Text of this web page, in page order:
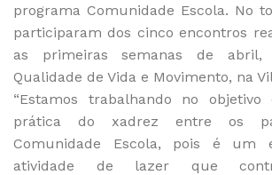
programa Comunidade Escola. No
participaram dos cinco encontros
as primeiras semanas de
Qualidade de Vida e Movimento, na
“Estamos trabalhando no
prática do xadrez entre os
Comunidade Escola, pois é um
atividade de lazer que